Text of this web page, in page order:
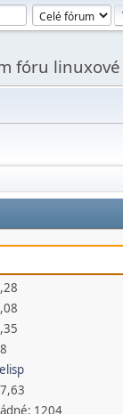
fóru
1204